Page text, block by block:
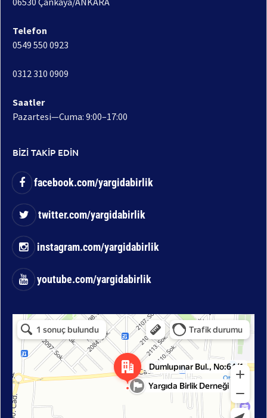
Telefon
0549 550 0923
0312 310 0909
Saatler
Pazartesi—Cuma: 9:00–17:00
BİZİ TAKİP EDİN
facebook.com/yargidabirlik
twitter.com/yargidabirlik
instagram.com/yargidabirlik
youtube.com/yargidabirlik